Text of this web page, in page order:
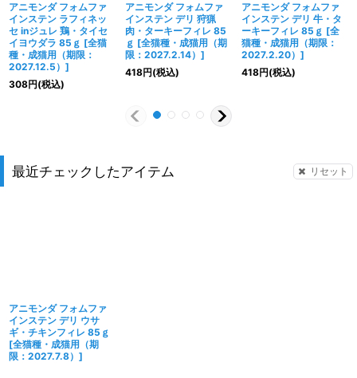
アニモンダ フォムファ
インステン ラフィネッ
セ inジュレ 鶏・タイセ
イヨウダラ 85ｇ [全猫
種・成猫用（期限：
2027.12.5） ]
308円(税込)
アニモンダ フォムファ
インステン デリ 狩猟
肉・ターキーフィレ 85
ｇ [全猫種・成猫用（期
限：2027.2.14） ]
418円(税込)
アニモンダ フォムファ
インステン デリ 牛・タ
ーキーフィレ 85ｇ [全
猫種・成猫用（期限：
2027.2.20） ]
418円(税込)
最近チェックしたアイテム リセット
アニモンダ フォムファ
インステン デリ ウサ
ギ・チキンフィレ 85ｇ
[全猫種・成猫用（期
限：2027.7.8） ]